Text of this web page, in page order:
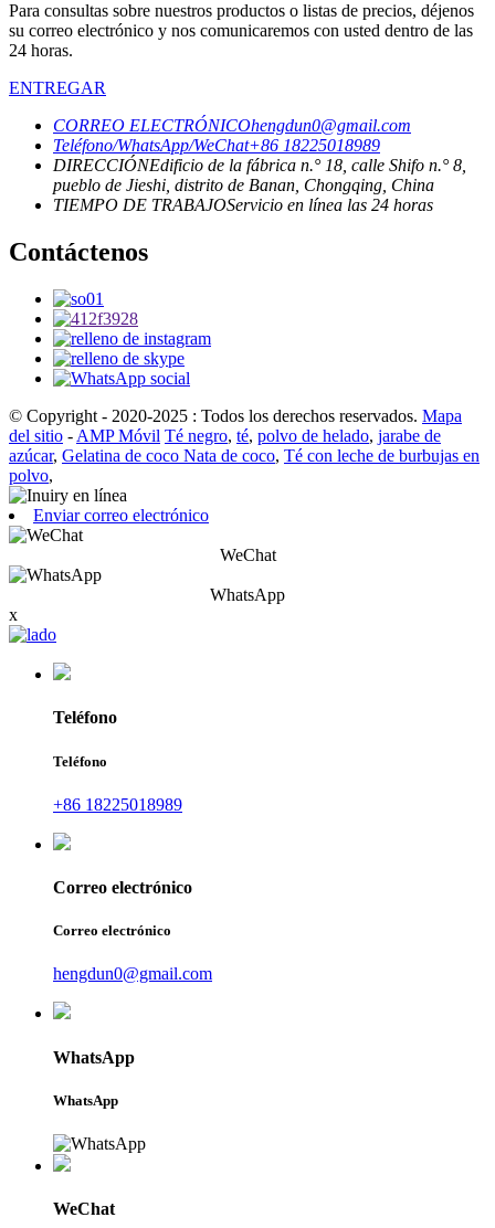
Para consultas sobre nuestros productos o listas de precios, déjenos
su correo electrónico y nos comunicaremos con usted dentro de las
24 horas.
ENTREGAR
CORREO ELECTRÓNICOhengdun0@gmail.com
Teléfono/WhatsApp/WeChat+86 18225018989
DIRECCIÓNEdificio de la fábrica n.° 18, calle Shifo n.° 8,
pueblo de Jieshi, distrito de Banan, Chongqing, China
TIEMPO DE TRABAJOServicio en línea las 24 horas
Contáctenos
© Copyright - 2020-2025 : Todos los derechos reservados. Mapa
del sitio - AMP Móvil Té negro, té, polvo de helado, jarabe de
azúcar, Gelatina de coco Nata de coco, Té con leche de burbujas en
polvo,
Enviar correo electrónico
WeChat
WhatsApp
x
Teléfono
Teléfono
+86 18225018989
Correo electrónico
Correo electrónico
hengdun0@gmail.com
WhatsApp
WhatsApp
WeChat